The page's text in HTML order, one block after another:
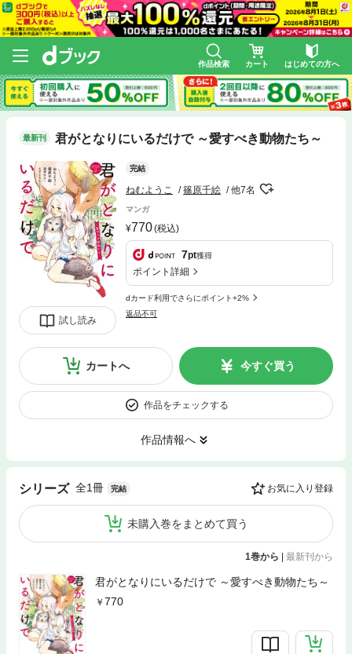
作品検索 カート はじめての方へ
最新刊 君がとなりにいるだけで ～愛すべき動物たち～
試し読み
完結
ねむようこ 篠原千絵 他7名
マンガ
770(税込)
7pt獲得
ポイント詳細
dカード利用でさらにポイント+2%
返品不可
カートへ 今すぐ買う
作品をチェックする
作品情報へ
シリーズ 全1冊 完結 お気に入り登録
未購入巻をまとめて買う
1巻から | 最新刊から
君がとなりにいるだけで ～愛すべき動物たち～
770